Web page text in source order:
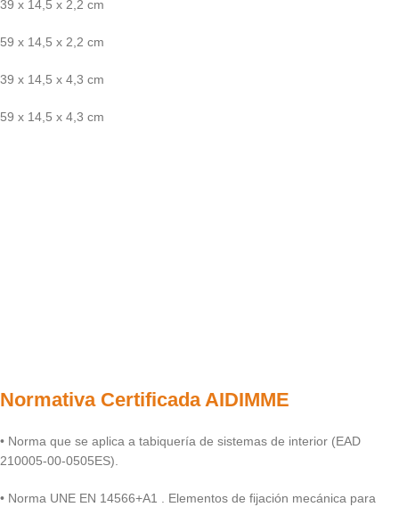
39 x 14,5 x 2,2 cm
59 x 14,5 x 2,2 cm
39 x 14,5 x 4,3 cm
59 x 14,5 x 4,3 cm
Normativa Certificada AIDIMME
• Norma que se aplica a tabiquería de sistemas de interior (EAD
210005-00-0505ES).
• Norma UNE EN 14566+A1 . Elementos de fijación mecánica para